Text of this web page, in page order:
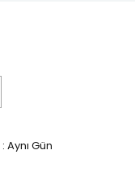
: Aynı Gün